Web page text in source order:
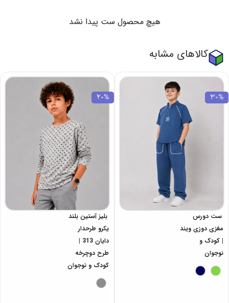
هیچ محصول ست پیدا نشد
کالاهای مشابه
30%
ست دورس
مغزی دوزی ویند
| کودک و
نوجوان
20%
بلیز آستین بلند
یکرو طرحدار
دایان 313 |
طرح دوچرخه
کودک و نوجوان